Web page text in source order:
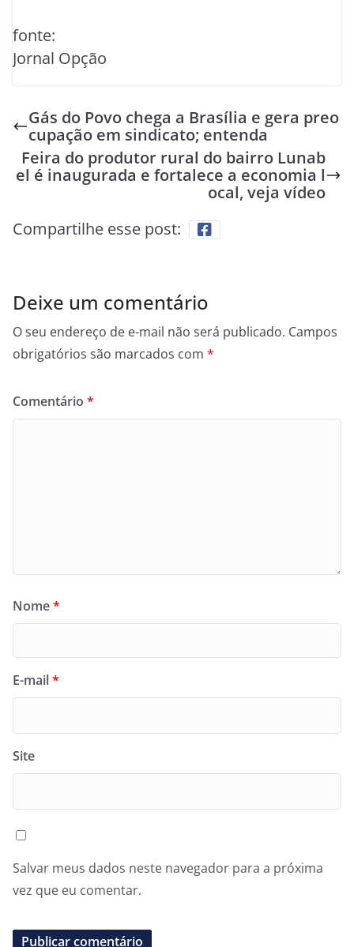
fonte:
Jornal Opção
Gás do Povo chega a Brasília e gera preo
cupação em sindicato; entenda
Feira do produtor rural do bairro Lunab
el é inaugurada e fortalece a economia l
ocal, veja vídeo
Compartilhe esse post:
Deixe um comentário
O seu endereço de e-mail não será publicado. Campos
obrigatórios são marcados com *
Comentário *
Nome*
E-mail*
Site
Salvar meus dados neste navegador para a próxima
vez que eu comentar.